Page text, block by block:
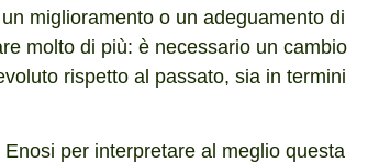
miglioramento o un adeguamento di
molto di più: è necessario un cambio
rispetto al passato, sia in termini
per interpretare al meglio questa